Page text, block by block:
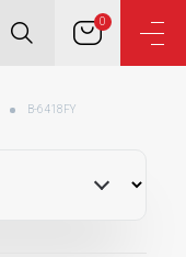
0
B-6418FY